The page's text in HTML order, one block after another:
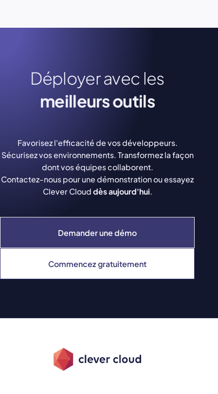
Déployer avec les
meilleurs outils
Demander une démo
Commencez gratuitement
Favorisez l'efficacité de vos développeurs.
Sécurisez vos environnements. Transformez la façon
dont vos équipes collaborent.
Contactez-nous pour une démonstration ou essayez
Clever Clouddès aujourd'hui.